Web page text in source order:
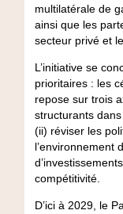
multilatérale de
ainsi que les
secteur privé et
L’initiative se
prioritaires : les
repose sur trois
structurants
(ii) réviser les
l’environnement
compétitivité.
D’ici à 2029, le